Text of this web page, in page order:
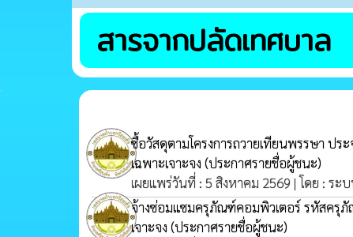
สารจากปลัดเทศบาล
ซื้อวัสดุตามโครงการถวายเทียนพรรษา ป
เฉพาะเจาะจง (ประกาศรายชื่อผู้ชนะ)
เผยแพร่วันที่ : 5 สิงหาคม 2569 | โดย : ระ
จ้างซ่อมแซมครุภัณฑ์คอมพิวเตอร์ รหัสครุ
เจาะจง (ประกาศรายชื่อผู้ชนะ)